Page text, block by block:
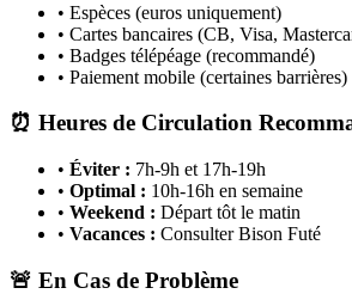
• Espèces (euros uniquement)
• Cartes bancaires (CB, Visa,
• Badges télépéage (recommandé)
• Paiement mobile (certaines barrières)
⏰ Heures de Circulation
• Éviter : 7h-9h et 17h-19h
• Optimal : 10h-16h en semaine
• Weekend : Départ tôt le matin
• Vacances : Consulter Bison Futé
🚨 En Cas de Problème